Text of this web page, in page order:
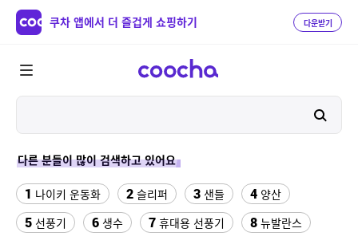
쿠차 앱에서 더 즐겁게 쇼핑하기 다운받기
다른 분들이 많이 검색하고 있어요
1 나이키 운동화 2 슬리퍼 3 샌들 4 양산
5 선풍기 6 생수 7 휴대용 선풍기 8 뉴발란스